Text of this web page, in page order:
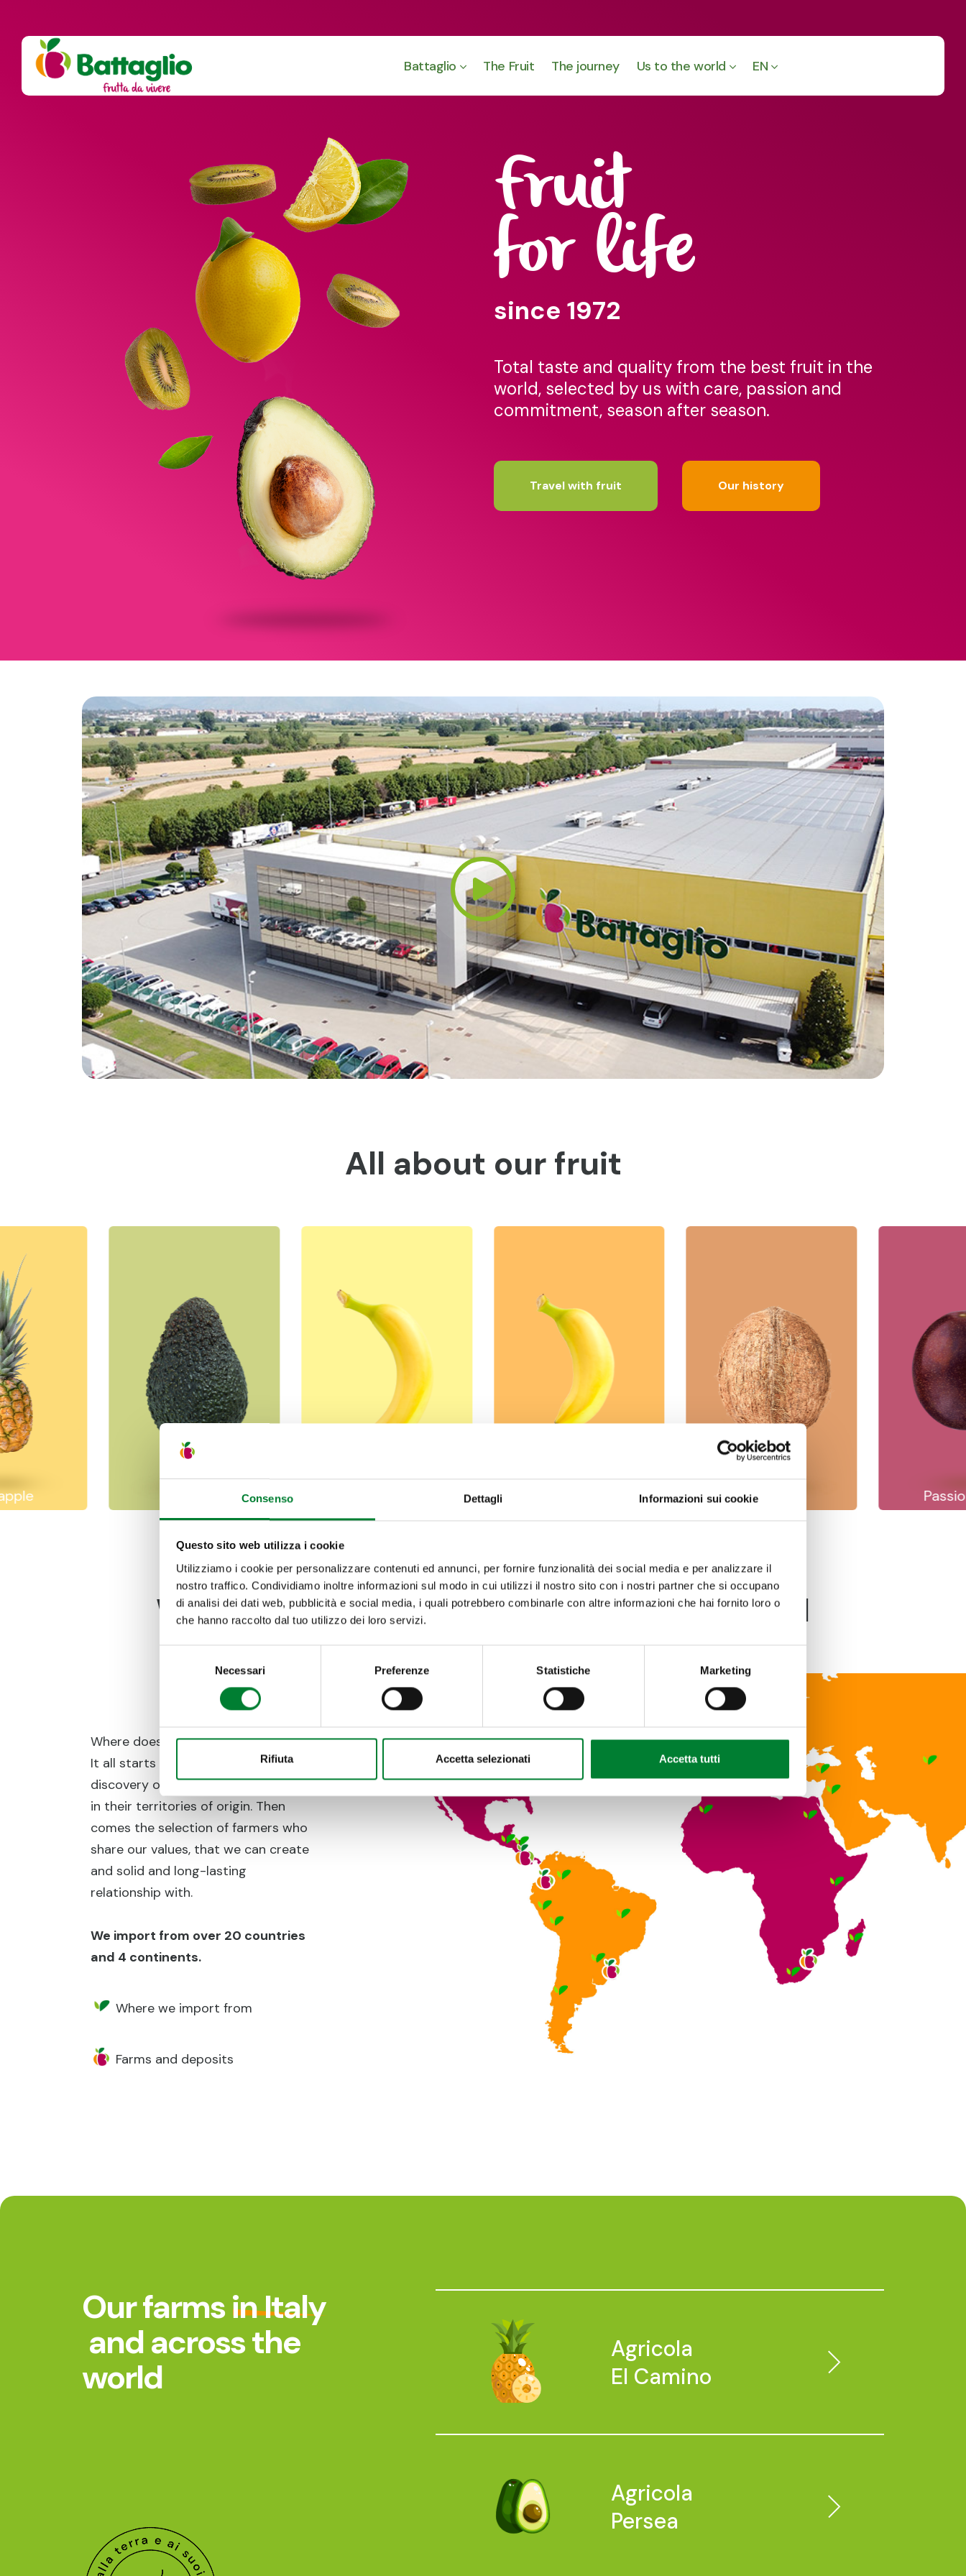
Consenso Dettagli Informazioni sui cookie
Questo sito web utilizza i cookie
Utilizziamo i cookie per personalizzare contenuti ed annunci, per fornire funzionalità dei social media e per analizzare il
nostro traffico. Condividiamo inoltre informazioni sul modo in cui utilizzi il nostro sito con i nostri partner che si occupano
di analisi dei dati web, pubblicità e social media, i quali potrebbero combinarle con altre informazioni che hai fornito loro o
che hanno raccolto dal tuo utilizzo dei loro servizi.
Necessari Preferenze Statistiche Marketing
Rifiuta Accetta selezionati Accetta tutti
Battaglio The Fruit The journey Us to the world EN
Fruit
for life
since 1972
Total taste and quality from the best fruit in the
world, selected by us with care, passion and
commitment, season after season.
Travel with fruit Our history
All about our fruit
Coconut
We select the best from all over the world
Where does our fruit come from?
It all starts with the journey of
discovery of the fruits of the earth,
in their territories of origin. Then
comes the selection of farmers who
share our values, that we can create
and solid and long-lasting
relationship with.
We import from over 20 countries
and 4 continents.
Where we import from
Farms and deposits
Our farmsin Italy
and across the
world
Agricola
El Camino
Agricola
Persea